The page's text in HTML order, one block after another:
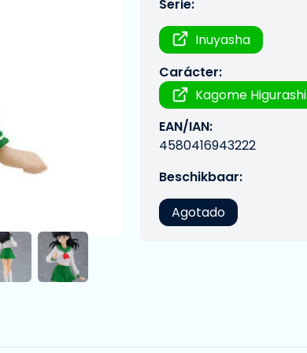
Serie:
Inuyasha
Carácter:
Kagome Higurashi
EAN/IAN:
4580416943222
Beschikbaar:
Agotado